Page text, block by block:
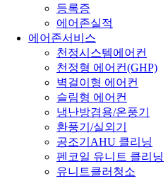
등록증
에어존실적
에어존서비스
천정시스템에어컨
천정형 에어컨(GHP)
벽걸이형 에어컨
슬림형 에어컨
냉난방겸용/온풍기
환풍기/실외기
공조기AHU 클리닝
펜코일 유니트 클리닝
유니트클러청소